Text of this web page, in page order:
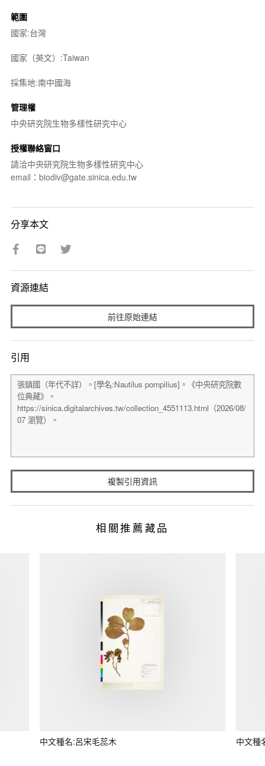
範圍
國家:台灣
國家（英文）:Taiwan
採集地:南中國海
管理權
中央研究院生物多樣性研究中心
授權聯絡窗口
請洽中央研究院生物多樣性研究中心
email：biodiv@gate.sinica.edu.tw
分享本文
資源連結
前往原始連結
引用
複製引用資訊
相關推薦藏品
中文種名:呂宋毛蕊木 中文種